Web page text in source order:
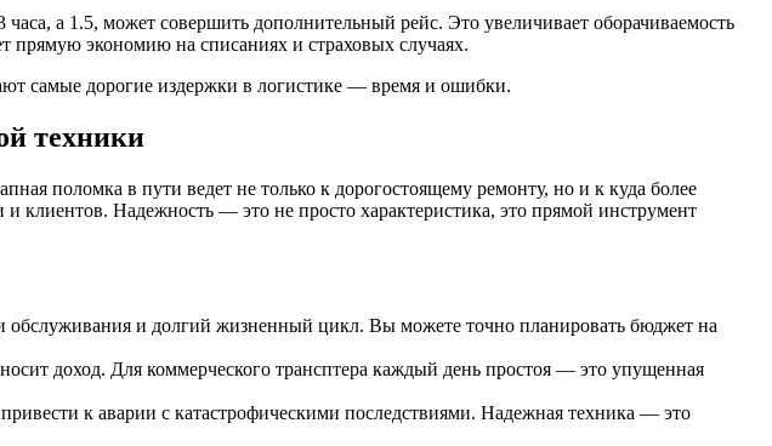
а 1.5, может совершить дополнительный рейс. Это увеличивает оборачиваемость
прямую экономию на списаниях и страховых случаях.
самые дорогие издержки в логистике — время и ошибки.
техники
поломка в пути ведет не только к дорогостоящему ремонту, но и к куда более
клиентов. Надежность — это не просто характеристика, это прямой инструмент
и долгий жизненный цикл. Вы можете точно планировать бюджет на
доход. Для коммерческого трансптера каждый день простоя — это упущенная
к аварии с катастрофическими последствиями. Надежная техника — это